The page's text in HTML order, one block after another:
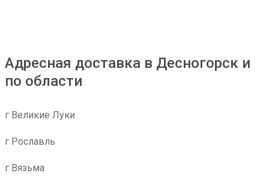
Адресная доставка в Десногорск и
по области
г Великие Луки
г Рославль
г Вязьма